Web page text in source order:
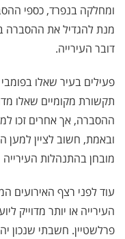
ומחלקה בנפרד, כספי
מנת להגדיל את ההסברה
דובר העירייה.
פעילים בעיר שאלו
תקשורת מקומיים שאלו
ההסברה, אך אחרים זכו
ובאמת, חשוב לציין
מובחן בהתנהלות העירייה
עוד לפני רצף האירועים
העירייה או יותר מדוייק
פרלשטיין. חשבתי שנכון